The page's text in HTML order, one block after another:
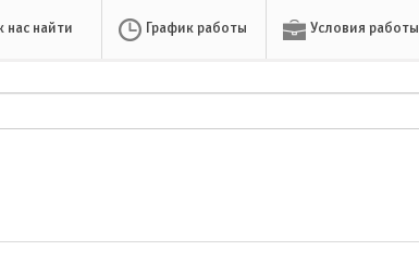
нас найти График работы Условия работы